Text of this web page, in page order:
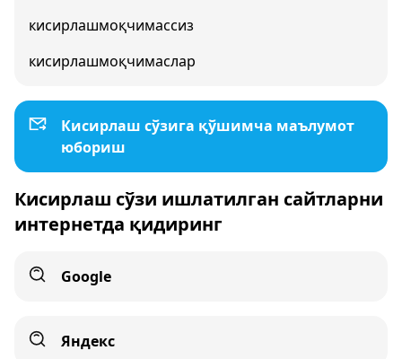
кисирлашмоқчимассиз
кисирлашмоқчимаслар
Кисирлаш сўзига қўшимча маълумот
юбориш
Кисирлаш сўзи ишлатилган сайтларни
интернетда қидиринг
Google
Яндекс